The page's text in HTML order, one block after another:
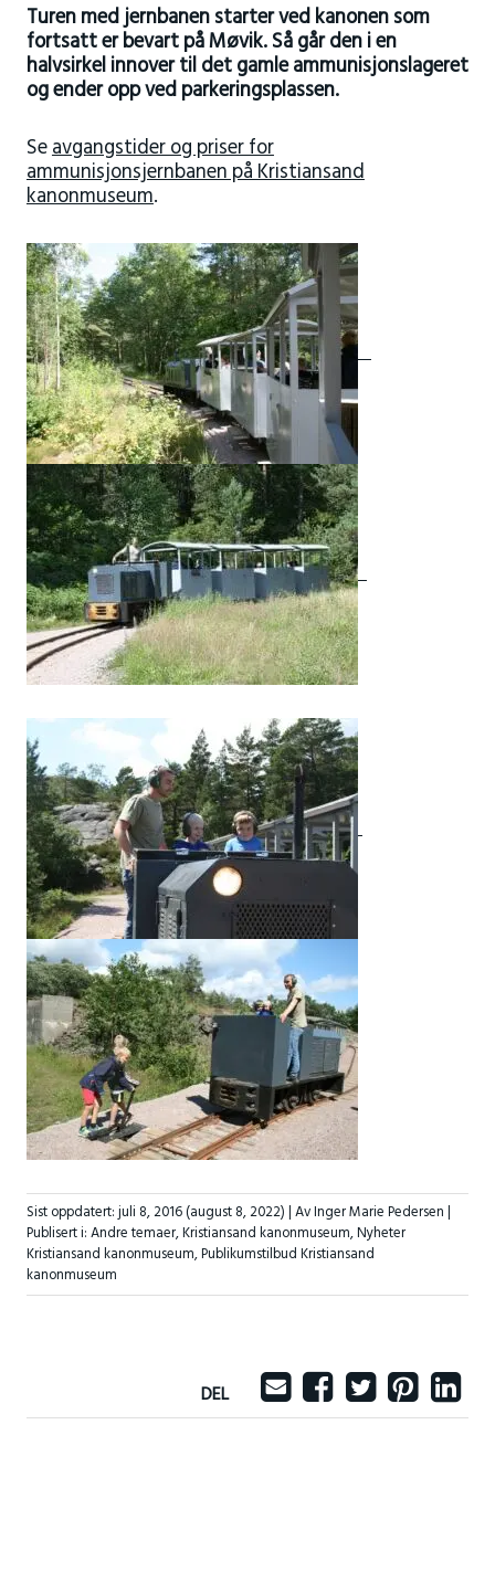
Turen med jernbanen starter ved kanonen som
fortsatt er bevart på Møvik. Så går den i en
halvsirkel innover til det gamle ammunisjonslageret
og ender opp ved parkeringsplassen.
Seavgangstider og priser for
ammunisjonsjernbanen på Kristiansand
kanonmuseum.
Sist oppdatert:juli 8, 2016(august 8, 2022)| Av Inger Marie Pedersen |
Publisert i:Andre temaer,Kristiansand kanonmuseum,Nyheter
Kristiansand kanonmuseum,Publikumstilbud Kristiansand
kanonmuseum
DEL